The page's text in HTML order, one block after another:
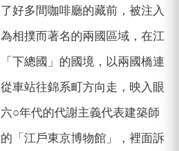
好多間咖啡廳的藏前，被注入
相撲而著名的兩國區域，在江
下總國」的國境，以兩國橋連
車站往錦系町方向走，映入眼
○年代的代謝主義代表建築師
「江戶東京博物館」，裡面訴